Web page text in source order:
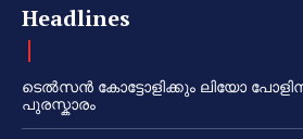
Headlines
ടെൽസൻ കോട്ടോളിക്കും ലിയോ
പുരസ്കാരം